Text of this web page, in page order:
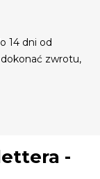
14 dni od
zwrotu,
-